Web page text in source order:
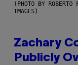
(PHOTO BY
IMAGES)
Zachary
Publicly